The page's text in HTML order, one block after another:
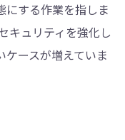
にする作業を指しま
キュリティを強化し
ースが増えていま